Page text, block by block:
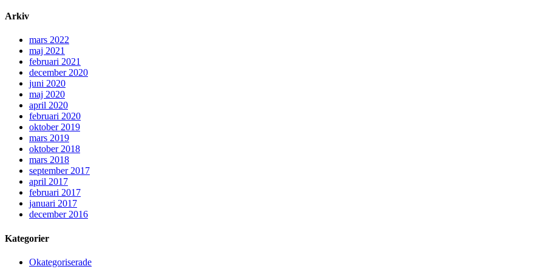
Arkiv
mars 2022
maj 2021
februari 2021
december 2020
juni 2020
maj 2020
april 2020
februari 2020
oktober 2019
mars 2019
oktober 2018
mars 2018
september 2017
april 2017
februari 2017
januari 2017
december 2016
Kategorier
Okategoriserade